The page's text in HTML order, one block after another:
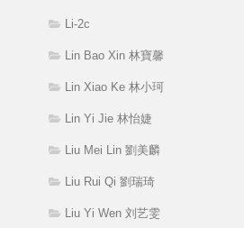
Li-2c
Lin Bao Xin 林寶馨
Lin Xiao Ke 林小珂
Lin Yi Jie 林怡婕
Liu Mei Lin 劉美麟
Liu Rui Qi 劉瑞琦
Liu Yi Wen 刘艺雯